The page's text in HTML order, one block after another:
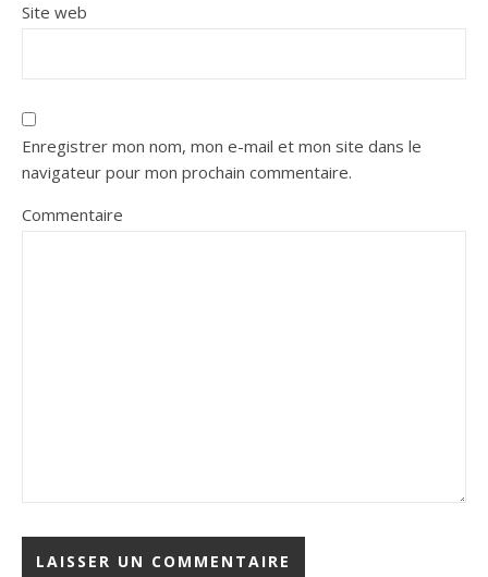
Site web
Enregistrer mon nom, mon e-mail et mon site dans le
navigateur pour mon prochain commentaire.
Commentaire